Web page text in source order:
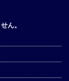
ん。